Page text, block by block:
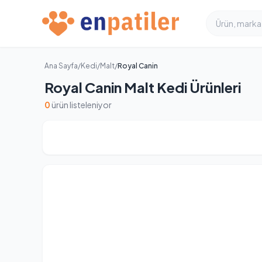
Ana Sayfa/Kedi/Malt/Royal Canin
Royal Canin Malt Kedi Ürünleri
0 ürün listeleniyor